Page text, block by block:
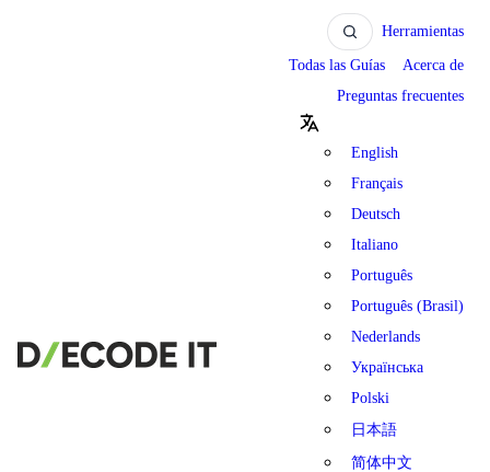
Herramientas
Todas las Guías
Acerca de
Preguntas frecuentes
English
Français
Deutsch
Italiano
Português
Português (Brasil)
Nederlands
Українська
Polski
日本語
简体中文